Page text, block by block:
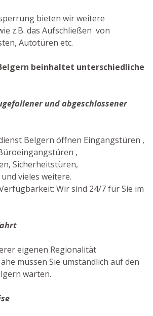
bieten wir weitere
z.B. das Aufschließen von
Autotüren etc.
beinhaltet unterschiedliche
und abgeschlossener
Belgern öffnen Eingangstüren ,
,
Sicherheitstüren,
vieles weitere.
Wir sind 24/7 für Sie im
eigenen Regionalität
müssen Sie umständlich auf den
warten.